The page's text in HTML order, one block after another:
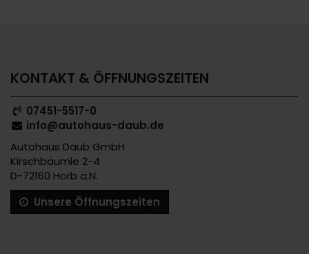
KONTAKT & ÖFFNUNGSZEITEN
07451-5517-0
info@autohaus-daub.de
Autohaus Daub GmbH
Kirschbäumle 2-4
D-72160 Horb a.N.
Unsere Öffnungszeiten